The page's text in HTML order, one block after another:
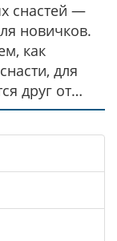
снастей —
новичков.
как
для
друг от
ловли, а
их выбору
типичных
сложных